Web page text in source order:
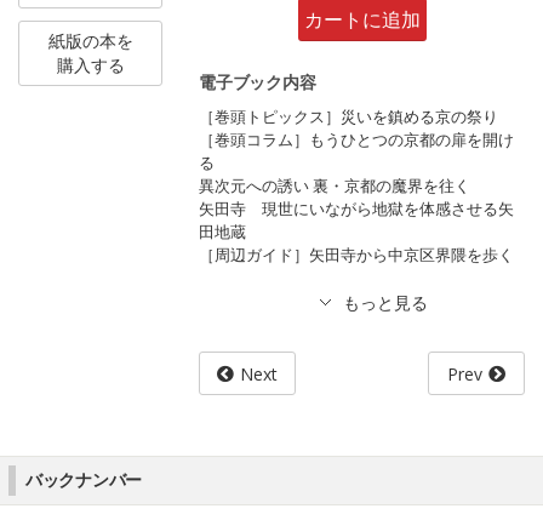
紙版の本を
購入する
カートに追加
電子ブック内容
［巻頭トピックス］災いを鎮める京の祭り
［巻頭コラム］もうひとつの京都の扉を開け
る
異次元への誘い 裏・京都の魔界を往く
矢田寺 現世にいながら地獄を体感させる矢
田地蔵
［周辺ガイド］矢田寺から中京区界隈を歩く
Next Prev
バックナンバー